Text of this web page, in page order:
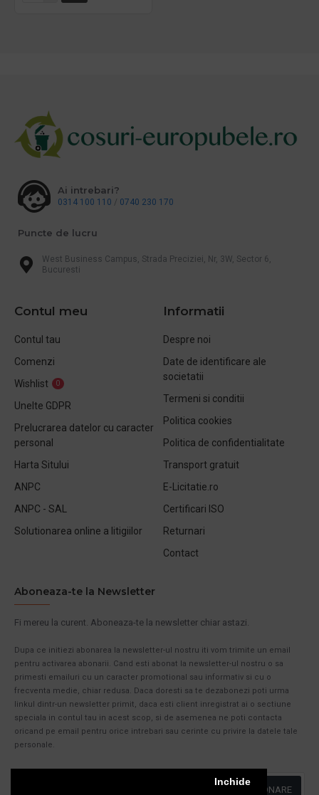
Inchide
Ai intrebari?
0314 100 110 / 0740 230 170
Puncte de lucru
West Business Campus, Strada Preciziei, Nr, 3W, Sector 6,
Bucuresti
Contul meu
Contul tau
Comenzi
Wishlist
0
Unelte GDPR
Prelucrarea datelor cu caracter
personal
Harta Sitului
ANPC
ANPC - SAL
Solutionarea online a litigiilor
Informatii
Despre noi
Date de identificare ale
societatii
Termeni si conditii
Politica cookies
Politica de confidentialitate
Transport gratuit
E-Licitatie.ro
Certificari ISO
Returnari
Contact
Aboneaza-te la Newsletter
Fi mereu la curent. Aboneaza-te la newsletter chiar astazi.
Dupa ce initiezi abonarea la newsletter-ul nostru iti vom trimite un email
pentru activarea abonarii. Cand esti abonat la newsletter-ul nostru o sa
primesti emailuri cu un caracter promotional sau informativ si cu o
frecventa medie, chiar redusa. Daca doresti sa te dezabonezi poti urma
linkul dintr-un newsletter primit, daca esti client inregistrat ai o sectiune
speciala in contul tau in acest scop, si de asemenea ne poti contacta
oricand pe email pentru orice intrebari sau cerinte cu privire la datele tale
personale.
ABONARE